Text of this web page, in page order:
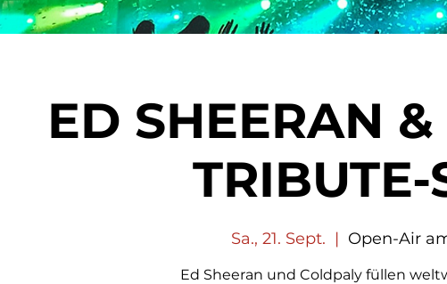
ED SHEERAN
Sa., 21. Sept.
  |
Open-Air
Ed Sheeran und Coldpaly füllen